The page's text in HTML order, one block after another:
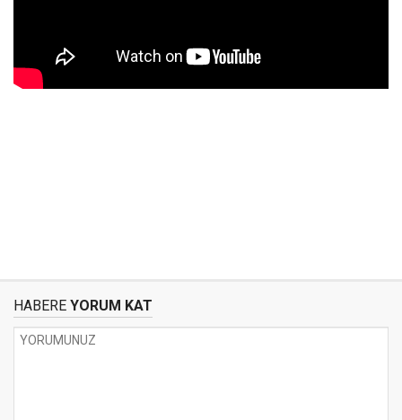
HABERE YORUM KAT